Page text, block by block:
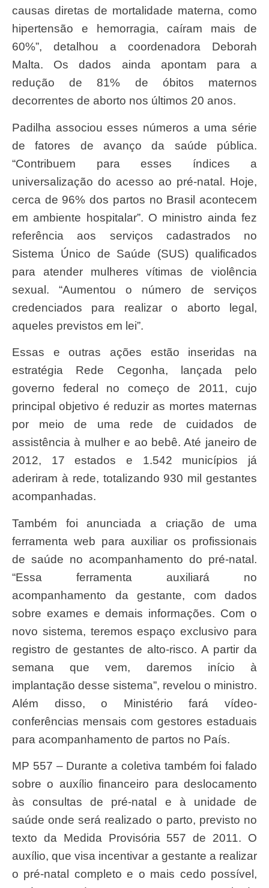
causas diretas de mortalidade materna, como
hipertensão e hemorragia, caíram mais de
60%”, detalhou a coordenadora Deborah
Malta. Os dados ainda apontam para a
redução de 81% de óbitos maternos
decorrentes de aborto nos últimos 20 anos.
Padilha associou esses números a uma série
de fatores de avanço da saúde pública.
“Contribuem para esses índices a
universalização do acesso ao pré-natal. Hoje,
cerca de 96% dos partos no Brasil acontecem
em ambiente hospitalar”. O ministro ainda fez
referência aos serviços cadastrados no
Sistema Único de Saúde (SUS) qualificados
para atender mulheres vítimas de violência
sexual. “Aumentou o número de serviços
credenciados para realizar o aborto legal,
aqueles previstos em lei”.
Essas e outras ações estão inseridas na
estratégia Rede Cegonha, lançada pelo
governo federal no começo de 2011, cujo
principal objetivo é reduzir as mortes maternas
por meio de uma rede de cuidados de
assistência à mulher e ao bebê. Até janeiro de
2012, 17 estados e 1.542 municípios já
aderiram à rede, totalizando 930 mil gestantes
acompanhadas.
Também foi anunciada a criação de uma
ferramenta web para auxiliar os profissionais
de saúde no acompanhamento do pré-natal.
“Essa ferramenta auxiliará no
acompanhamento da gestante, com dados
sobre exames e demais informações. Com o
novo sistema, teremos espaço exclusivo para
registro de gestantes de alto-risco. A partir da
semana que vem, daremos início à
implantação desse sistema”, revelou o ministro.
Além disso, o Ministério fará vídeo-
conferências mensais com gestores estaduais
para acompanhamento de partos no País.
MP 557 – Durante a coletiva também foi falado
sobre o auxílio financeiro para deslocamento
às consultas de pré-natal e à unidade de
saúde onde será realizado o parto, previsto no
texto da Medida Provisória 557 de 2011. O
auxílio, que visa incentivar a gestante a realizar
o pré-natal completo e o mais cedo possível,